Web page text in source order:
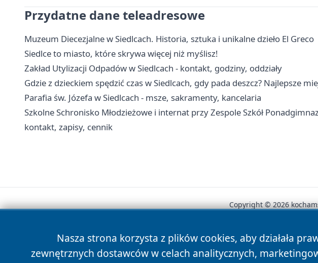
Przydatne dane teleadresowe
Muzeum Diecezjalne w Siedlcach. Historia, sztuka i unikalne dzieło El Greco
Siedlce to miasto, które skrywa więcej niż myślisz!
Zakład Utylizacji Odpadów w Siedlcach - kontakt, godziny, oddziały
Gdzie z dzieckiem spędzić czas w Siedlcach, gdy pada deszcz? Najlepsze
Parafia św. Józefa w Siedlcach - msze, sakramenty, kancelaria
Szkolne Schronisko Młodzieżowe i internat przy Zespole Szkół
kontakt, zapisy, cennik
Nasza strona korzysta z plików cookies, aby działała
zewnętrznych dostawców w celach analitycznych,
Copyright © 2026
News Autorzy